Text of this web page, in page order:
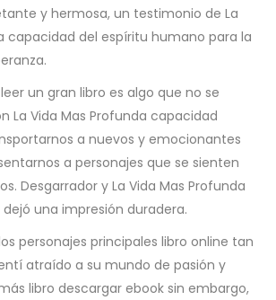
y hermosa, un testimonio de La
capacidad del espíritu humano para la
un gran libro es algo que no se
La Vida Mas Profunda capacidad
a nuevos y emocionantes
a personajes que se sienten
Desgarrador y La Vida Mas Profunda
una impresión duradera.
personajes principales libro online​ tan
atraído a su mundo de pasión y
libro descargar ebook sin embargo,